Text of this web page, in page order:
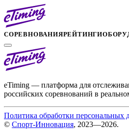
СОРЕВНОВАНИЯРЕЙТИНГИ
eTiming — платформа для
российских соревнований в
Политика обработки персональных
© Спорт-Инновация, 2023—2026.